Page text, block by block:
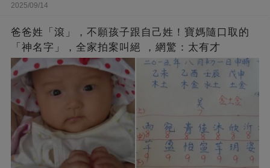
2025/09/14
爸爸姓「滾」，不願孩子跟自己姓！寶媽隨口取的
「神名字」，全家拍案叫絕 ，網驚：太有才